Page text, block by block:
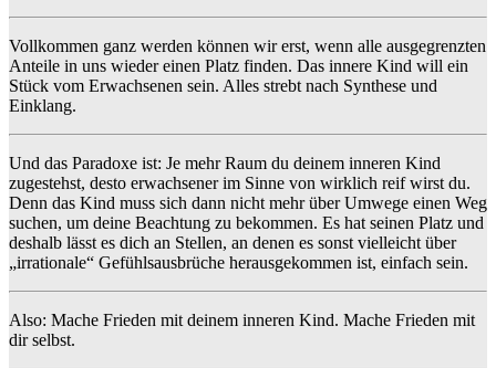
Vollkommen ganz werden können wir erst, wenn alle ausgegrenzten
Anteile in uns wieder einen Platz finden. Das innere Kind will ein
Stück vom Erwachsenen sein. Alles strebt nach Synthese und
Einklang.
Und das Paradoxe ist: Je mehr Raum du deinem inneren Kind
zugestehst, desto erwachsener im Sinne von wirklich reif wirst du.
Denn das Kind muss sich dann nicht mehr über Umwege einen Weg
suchen, um deine Beachtung zu bekommen. Es hat seinen Platz und
deshalb lässt es dich an Stellen, an denen es sonst vielleicht über
„irrationale“ Gefühlsausbrüche herausgekommen ist, einfach sein.
Also: Mache Frieden mit deinem inneren Kind. Mache Frieden mit
dir selbst.